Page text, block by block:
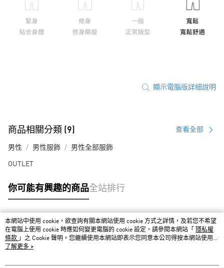
顯示電腦版詳細說明
商品相關分類 (9) 查看全部
男性 男性服飾 男性全部服飾
OUTLET
你可能有興趣的商品全站排行
熱門標籤
本網站中使用 cookie，欲查詢有關本網站使用 cookie 方式之詳情，及若您不希望
在電腦上使用 cookie 時應如何變更電腦的 cookie 設定，請參閱本網站「
隱私權
條款 」之 Cookie 聲明。您繼續使用本網站即表示您同意本公司得按本網站使用條
款之 Cookie 聲明使用 cookie。
了解更多 >